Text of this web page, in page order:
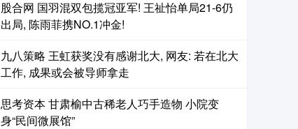
股合网 国羽混双包揽冠亚军! 王祉怡单局21-6仍
出局, 陈雨菲携NO.1冲金!
九八策略 王虹获奖没有感谢北大, 网友: 若在北大
工作, 成果或会被导师拿走
思考资本 甘肃榆中古稀老人巧手造物 小院变
身“民间微展馆”